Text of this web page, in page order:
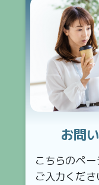
お問
こちらのペ
ご入力くださ